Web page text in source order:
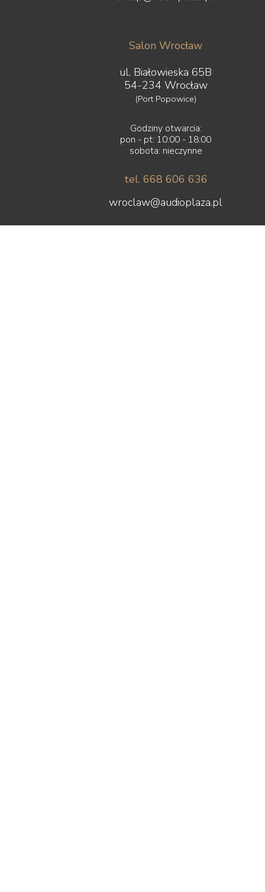
Salon Wrocław
ul. Białowieska 65B
54-234 Wrocław
(Port Popowice)
Godziny otwarcia:
pon - pt: 10:00 - 18:00
sobota: nieczynne
tel. 668 606 636
wroclaw@audioplaza.pl